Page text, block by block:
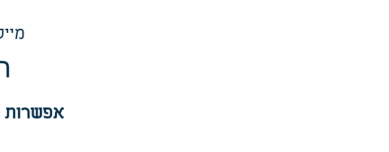
:
אפשרות